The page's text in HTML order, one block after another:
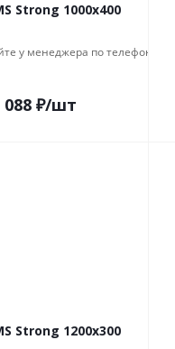
Strong 1000x400
у менеджера по телефону
088 ₽/шт
Strong 1200x300